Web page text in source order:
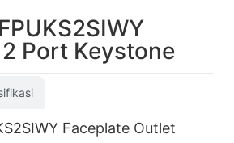
Port Keystone
Faceplate Outlet